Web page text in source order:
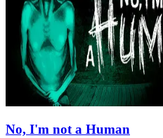
No, I'm not a Human